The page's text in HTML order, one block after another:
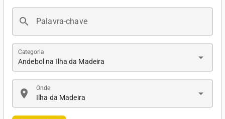
search Palavra-chave
Andebol na Ilha da Madeira
Categoria arrow_drop_down
location_on Ilha da Madeira
Onde arrow_drop_down